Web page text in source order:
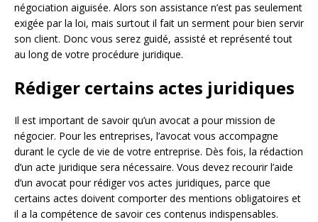
négociation aiguisée. Alors son assistance n’est pas seulement
exigée par la loi, mais surtout il fait un serment pour bien servir
son client. Donc vous serez guidé, assisté et représenté tout
au long de votre procédure juridique.
Rédiger certains actes juridiques
Il est important de savoir qu’un avocat a pour mission de
négocier. Pour les entreprises, l’avocat vous accompagne
durant le cycle de vie de votre entreprise. Dès fois, la rédaction
d’un acte juridique sera nécessaire. Vous devez recourir l’aide
d’un avocat pour rédiger vos actes juridiques, parce que
certains actes doivent comporter des mentions obligatoires et
il a la compétence de savoir ces contenus indispensables.